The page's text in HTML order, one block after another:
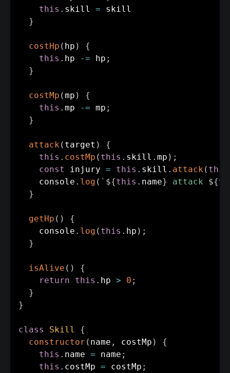
this . skill = skill
}
costHp ( hp )
{
this . hp -= hp ;
}
costMp (mp )
{
this . mp -= mp ;
}
attack( target )
{
this . costMp ( this . skill . mp ) ;
const
injury = this . skill . attack( this
    console
. log ( ` ${this . name} attack ${
}
getHp ( )
{
    console
. log ( this . hp ) ;
}
isAlive ( )
{
return
this . hp > 0 ;
}
}
class Skill
{
constructor ( name , costMp )
{
this . name = name ;
this . costMp = costMp ;